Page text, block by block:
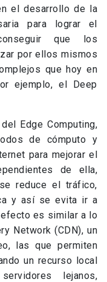
el desarrollo de la
para lograr el
que los
por ellos mismos
que hoy en
ejemplo, el Deep
Edge Computing,
de cómputo y
para mejorar el
de ella,
reduce el tráfico,
y así se evita ir a
es similar a lo
Network (CDN), un
las que permiten
un recurso local
lejanos,